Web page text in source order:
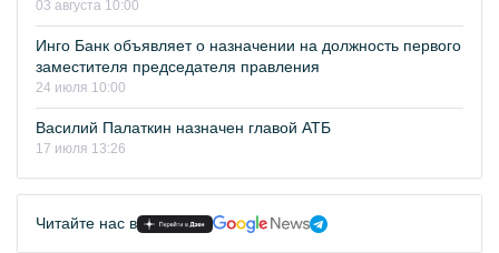
03 августа 10:00
Инго Банк объявляет о назначении на должность первого
заместителя председателя правления
24 июля 10:00
Василий Палаткин назначен главой АТБ
17 июля 13:26
Читайте нас в